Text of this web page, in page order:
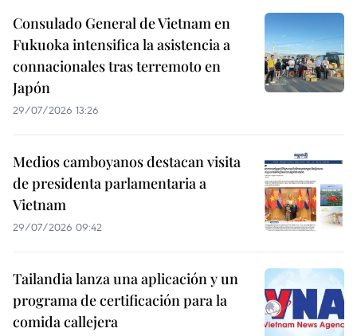
Consulado General de Vietnam en
Fukuoka intensifica la asistencia a
connacionales tras terremoto en
Japón
29/07/2026 13:26
Medios camboyanos destacan visita
de presidenta parlamentaria a
Vietnam
29/07/2026 09:42
Tailandia lanza una aplicación y un
programa de certificación para la
comida callejera